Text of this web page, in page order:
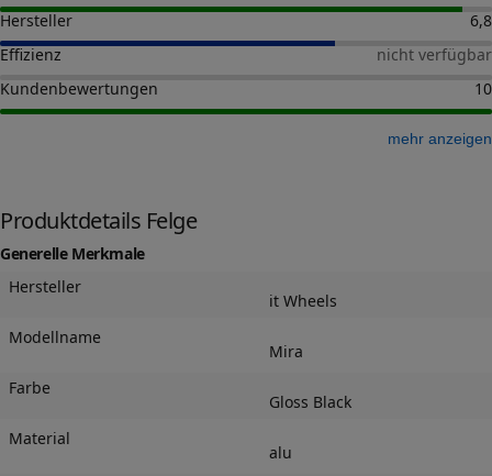
Hersteller
6,8
Effizienz
nicht verfügbar
Kundenbewertungen
10
mehr anzeigen
Produktdetails Felge
Generelle Merkmale
Hersteller
it Wheels
Modellname
Mira
Farbe
Gloss Black
Material
alu